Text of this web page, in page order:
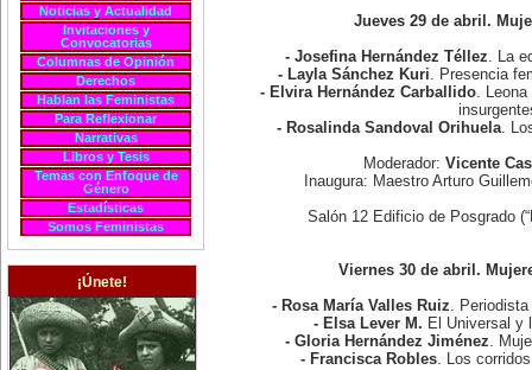
Noticias y Actualidad
Invitaciones y
Convocatorias
Columnas de Opinión
Derechos
Hablan las Feministas
Para Reflexionar
Narrativas
Libros y Tesis
Temas con Enfoque de
Género
Estadísticas
Somos Feministas
¡Únete!
Jueves 29 de abril.
- Josefina Hernández Téllez . La
- Layla Sánchez Kuri . Presencia
- Elvira Hernández Carballido .
- Rosalinda Sandoval Orihuela.
Moderador: Vicente
Inaugura: Maestro Arturo
Salón 12 Edificio de Posgrado
Viernes 30 de abril.
- Rosa María Valles Ruiz .
- Elsa Lever M. El Universal y
- Gloria Hernández Jiménez .
- Francisca Robles . Los